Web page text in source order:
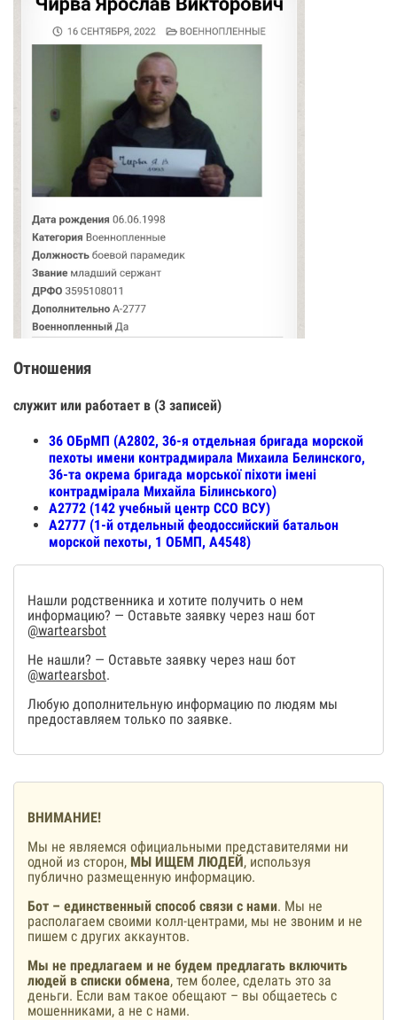
Отношения
служит или работает в (3 записей)
36 ОБрМП (А2802, 36-я отдельная бригада морской
пехоты имени контрадмирала Михаила Белинского,
36-та окрема бригада морської піхоти імені
контрадмірала Михайла Білинського)
А2772 (142 учебный центр ССО ВСУ)
А2777 (1-й отдельный феодоссийский батальон
морской пехоты, 1 ОБМП, А4548)
Нашли родственника и хотите получить о нем
информацию? — Оставьте заявку через наш бот
@wartearsbot
Не нашли? — Оставьте заявку через наш бот
@wartearsbot.
Любую дополнительную информацию по людям мы
предоставляем только по заявке.
ВНИМАНИЕ!
Мы не являемся официальными представителями ни
одной из сторон, МЫ ИЩЕМ ЛЮДЕЙ, используя
публично размещенную информацию.
Бот – единственный способ связи с нами. Мы не
располагаем своими колл-центрами, мы не звоним и не
пишем с других аккаунтов.
Мы не предлагаем и не будем предлагать включить
людей в списки обмена, тем более, сделать это за
деньги. Если вам такое обещают – вы общаетесь с
мошенниками, а не с нами.